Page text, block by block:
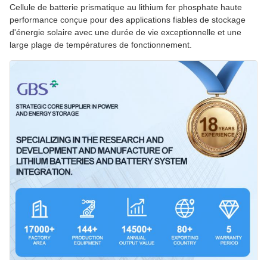
Cellule de batterie prismatique au lithium fer phosphate haute
performance conçue pour des applications fiables de stockage
d'énergie solaire avec une durée de vie exceptionnelle et une
large plage de températures de fonctionnement.